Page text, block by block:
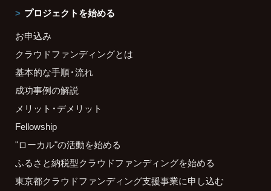
プロジェクトを始める
お申込み
クラウドファンディングとは
基本的な手順・流れ
成功事例の解説
メリット・デメリット
Fellowship
"ローカル"の活動を始める
ふるさと納税型クラウドファンディングを始める
東京都クラウドファンディング支援事業に申し込む